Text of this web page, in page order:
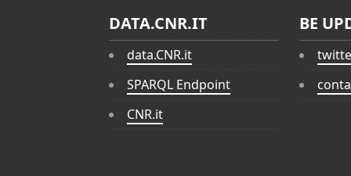
DATA.CNR.IT
data.CNR.it
SPARQL Endpoint
CNR.it
BE